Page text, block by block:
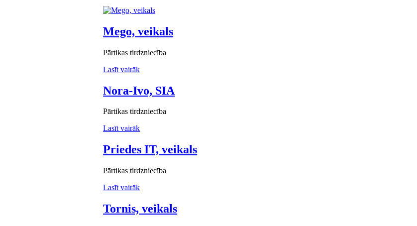
Mego, veikals
Pārtikas tirdzniecība
Lasīt vairāk
Nora-Ivo, SIA
Pārtikas tirdzniecība
Lasīt vairāk
Priedes IT, veikals
Pārtikas tirdzniecība
Lasīt vairāk
Tornis, veikals